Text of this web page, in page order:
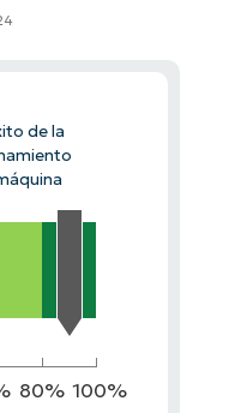
de la
80% 100%